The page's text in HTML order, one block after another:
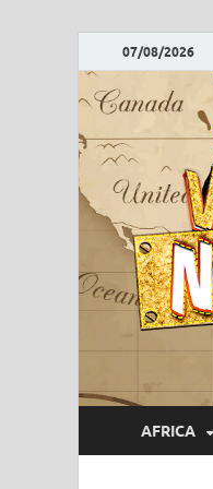
07/08/2026
AFRICA